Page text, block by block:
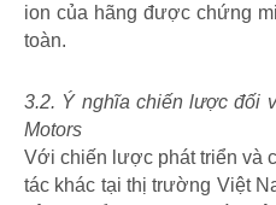
ion của hãng được chứng
toàn.
3.2. Ý nghĩa chiến lược đối
Motors
Với chiến lược phát triển và
tác khác tại thị trường Việt